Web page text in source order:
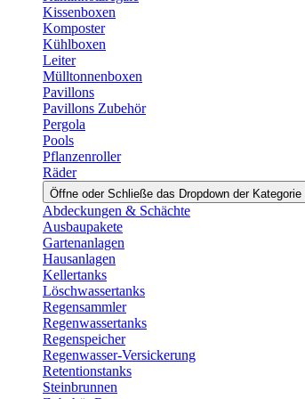
Kissenboxen
Komposter
Kühlboxen
Leiter
Mülltonnenboxen
Pavillons
Pavillons Zubehör
Pergola
Pools
Pflanzenroller
Räder
Öffne oder Schließe das Dropdown der
Abdeckungen & Schächte
Ausbaupakete
Gartenanlagen
Hausanlagen
Kellertanks
Löschwassertanks
Regensammler
Regenwassertanks
Regenspeicher
Regenwasser-Versickerung
Retentionstanks
Steinbrunnen